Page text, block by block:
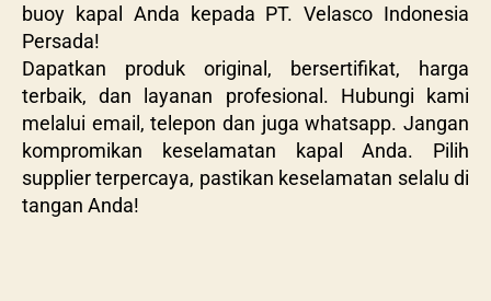
buoy kapal Anda kepada PT. Velasco Indonesia
Persada!
Dapatkan produk original, bersertifikat, harga
terbaik, dan layanan profesional. Hubungi kami
melalui email, telepon dan juga whatsapp. Jangan
kompromikan keselamatan kapal Anda. Pilih
supplier terpercaya, pastikan keselamatan selalu di
tangan Anda!